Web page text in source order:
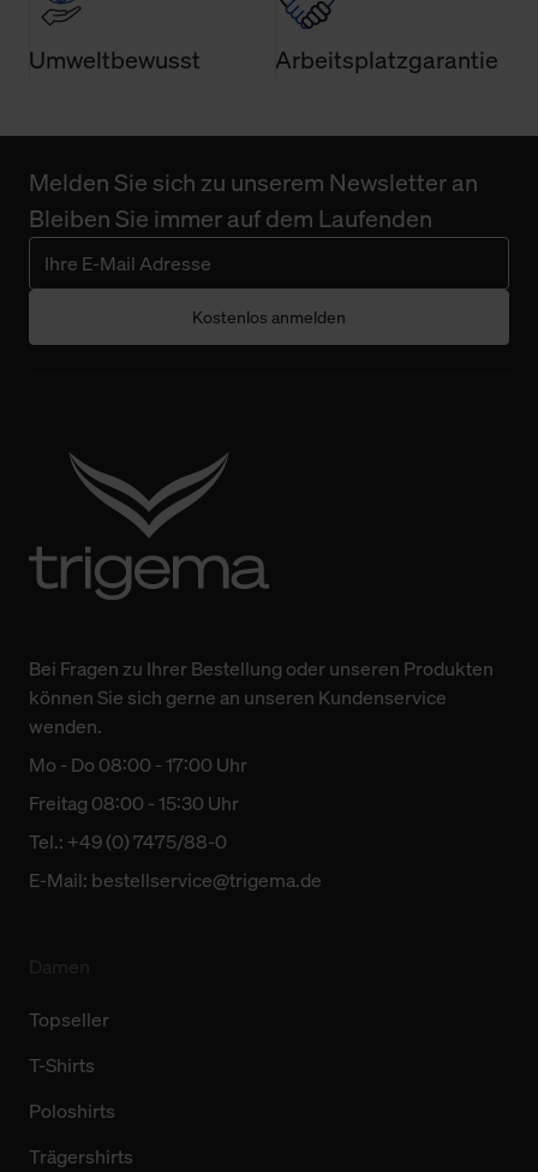
Umweltbewusst Arbeitsplatzgarantie
Melden Sie sich zu unserem Newsletter an
Bleiben Sie immer auf dem Laufenden
Kostenlos anmelden
Bei Fragen zu Ihrer Bestellung oder unseren Produkten
können Sie sich gerne an unseren Kundenservice
wenden.
Mo - Do 08:00 - 17:00 Uhr
Freitag 08:00 - 15:30 Uhr
Tel.: +49 (0) 7475/88-0
E-Mail: bestellservice@trigema.de
Topseller
T-Shirts
Poloshirts
Trägershirts